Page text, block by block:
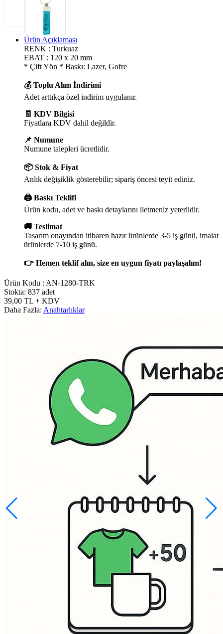
Ürün Açıklaması
RENK : Turkuaz
EBAT : 120 x 20 mm
* Çift Yön * Baskı: Lazer, Gofre
💰 Toplu Alım İndirimi
Adet arttıkça özel indirim uygulanır.
🧾 KDV Bilgisi
Fiyatlara KDV dahil değildir.
📌 Numune
Numune talepleri ücretlidir.
📦 Stok & Fiyat
Anlık değişiklik gösterebilir; sipariş öncesi teyit ediniz.
🖨️ Baskı Teklifi
Ürün kodu, adet ve baskı detaylarını iletmeniz yeterlidir.
🚚 Teslimat
Tasarım onayından itibaren hazır ürünlerde 3-5 iş günü, imalat
ürünlerde 7-10 iş günü.
👉 Hemen teklif alın, size en uygun fiyatı paylaşalım!
Ürün Kodu : AN-1280-TRK
Stokta: 837 adet
39,00 TL + KDV
Daha Fazla: Anahtarlıklar